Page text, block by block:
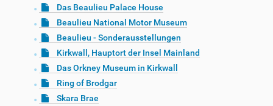
Das Beaulieu Palace House
Beaulieu National Motor Museum
Beaulieu - Sonderausstellungen
Kirkwall, Hauptort der Insel Mainland
Das Orkney Museum in Kirkwall
Ring of Brodgar
Skara Brae